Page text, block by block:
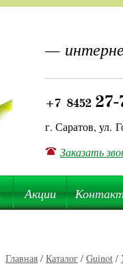
—
+7 845227-
г. Саратов, ул.
Заказать
Акции
Главная / Каталог / Guinot /